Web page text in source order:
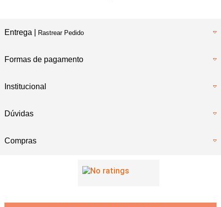
Entrega | Rastrear Pedido
Formas de pagamento
Institucional
Dúvidas
Compras